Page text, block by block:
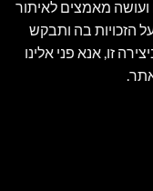
ועושה מאמצים לאיתור
הזכויות בה ותבקש
זו, אנא פני אלינו